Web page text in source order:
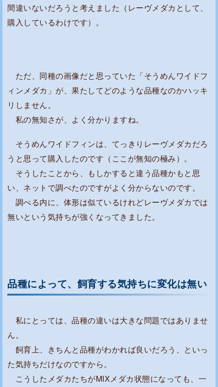
性
は
か
ら
な
い
種
に
よ
て
飼
気
持
に
化
は
間違いないだろうと考えました（レーヴメダカとして、
購入しているわけです）。
ただ、同種の画像だと思っていた「そうめんワイドフ
ィンメダカ」が、果たしてどのような品種なのかハッキ
リしません。
私の無知さが、よく分かりますね。
そうめんワイドフィンは、てっきりレーヴメダカだろ
うと思って購入したのです（ここが無知の極み）。
そうしたことから、もしかすると違う品種かもと思
い、ネットで調べたのですがよく分からないのです。
調べる内に、体形は似ているけれどレーヴメダカでは
無いという気持ちが強くなってきました。
品種によって、飼育する気持ちに変化は無い
私にとっては、品種の違いは大きな問題ではありませ
ん。
飼育上、きちんと品種がわかれば良いだろう、といっ
た気持ちだけなのですから。
こうしたメダカたちがMIXメダカ状態になっても、一